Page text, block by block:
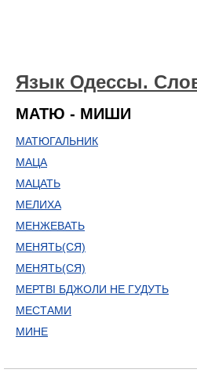
Язык Одессы.
МАТЮ - МИШИ
МАТЮГАЛЬНИК
МАЦА
МАЦАТЬ
МЕЛИХА
МЕНЖЕВАТЬ
МЕНЯТЬ(СЯ)
МЕНЯТЬ(СЯ)
МЕРТВІ БДЖОЛИ НЕ ГУДУТЬ
МЕСТАМИ
МИНЕ